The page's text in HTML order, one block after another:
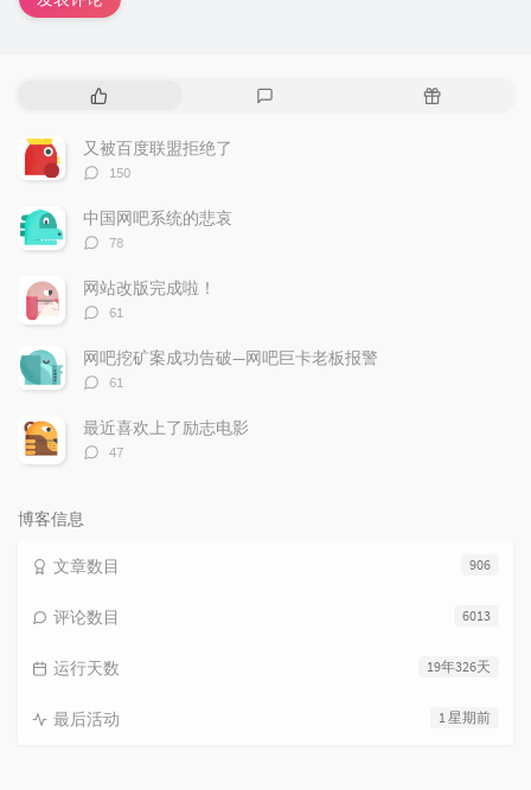
热
文
章
随
又被百度联盟拒绝了
评
数：
150
中国网吧系统的悲哀
评
数：
78
网站改版完成啦！
评
数：
61
网吧挖矿案成功告破—网吧巨卡老板报警
评
数：
61
最近喜欢上了励志电影
评
47
博客信息
906
文章数目
6013
评论数目
19年326天
运行天数
1 星期前
最后活动